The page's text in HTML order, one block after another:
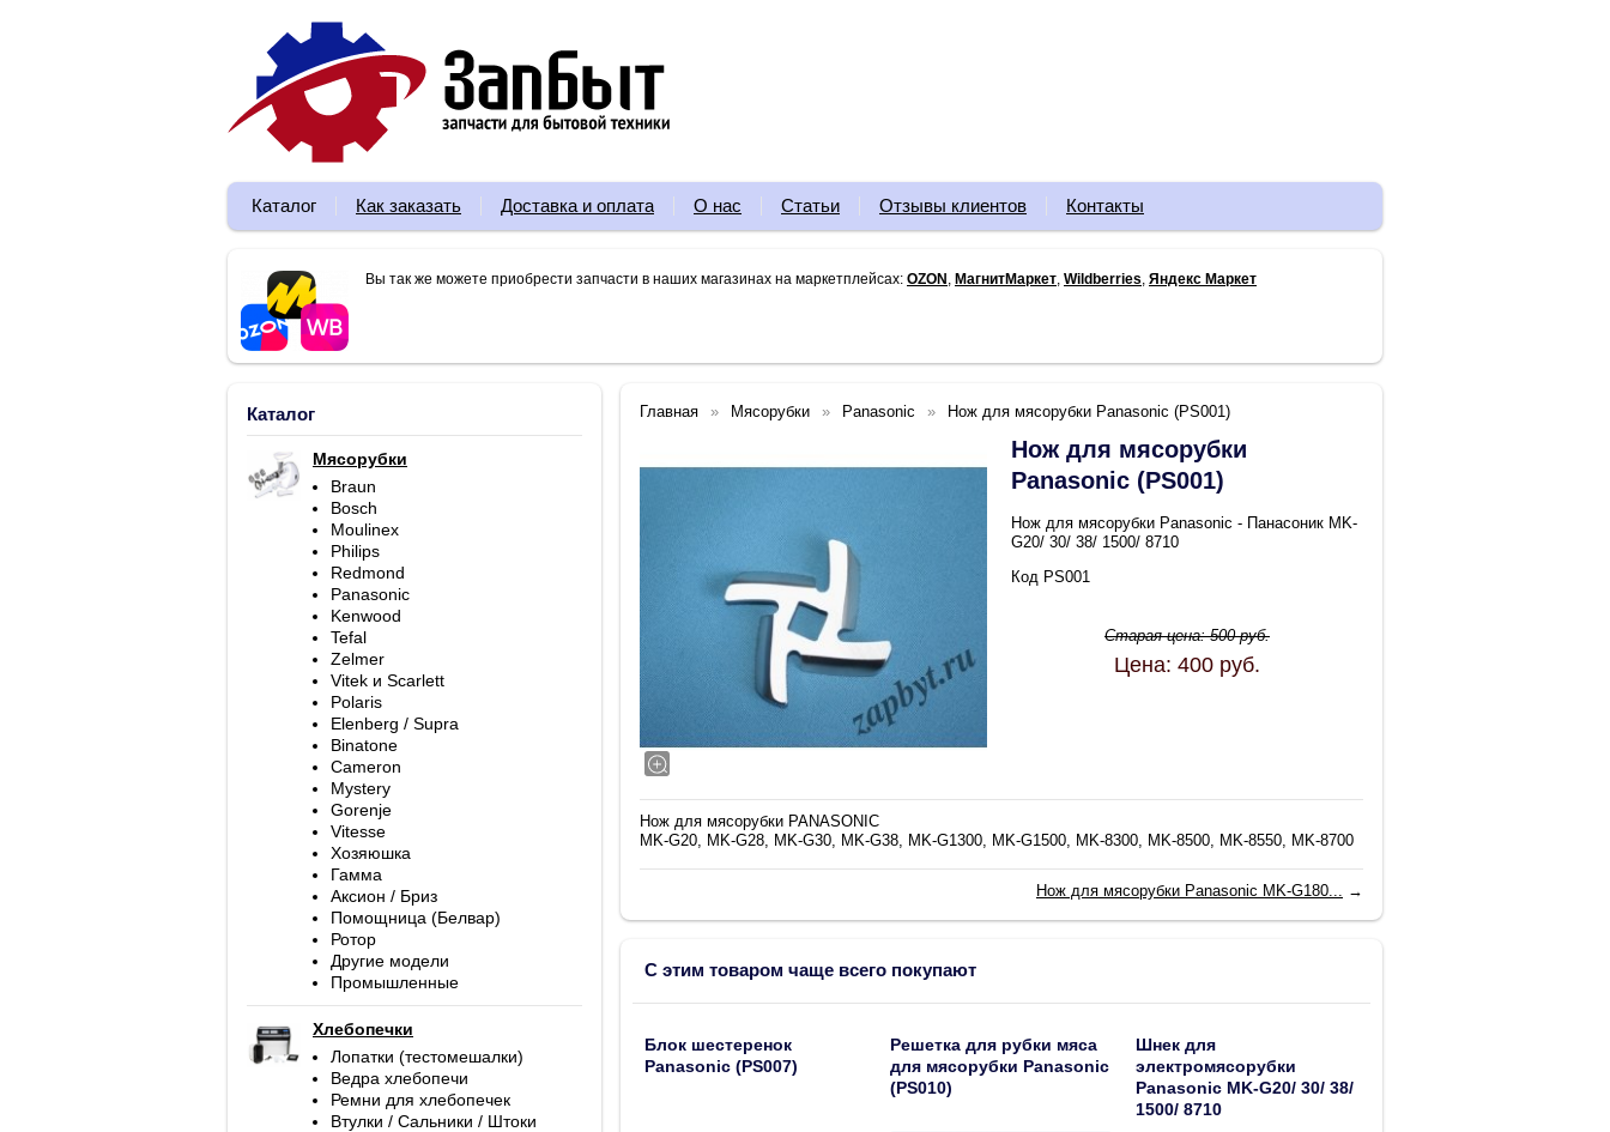
Каталог Как заказать Доставка и оплата О нас Статьи Отзывы клиентов Контакты
Вы так же можете приобрести запчасти в наших магазинах на маркетплейсах: OZON МагнитМаркет Wildberries Яндекс Маркет
Каталог
Мясорубки
Braun
Bosch
Moulinex
Philips
Redmond
Panasonic
Kenwood
Tefal
Zelmer
Vitek и Scarlett
Polaris
Elenberg / Supra
Binatone
Cameron
Mystery
Gorenje
Vitesse
Хозяюшка
Гамма
Аксион / Бриз
Помощница (Белвар)
Ротор
Другие модели
Промышленные
Хлебопечки
Лопатки (тестомешалки)
Ведра хлебопечи
Ремни для хлебопечек
Втулки / Сальники / Штоки
Главная Мясорубки Panasonic Нож для мясорубки Panasonic (PS001)
Нож для мясорубки
Panasonic (PS001)
Нож для мясорубки Panasonic - Панасоник MK-
G20/ 30/ 38/ 1500/ 8710
Код PS001
Старая цена:500руб.
Цена: 400 руб.
Нож для мясорубки PANASONIC
MK-G20, MK-G28, MK-G30, MK-G38, MK-G1300, MK-G1500, MK-8300, MK-8500, MK-8550, MK-8700
Нож для мясорубки Panasonic MK-G180... →
С этим товаром чаще всего покупают
Блок шестеренок
Panasonic (PS007)
Решетка для рубки мяса
для мясорубки Panasonic
(PS010)
Шнек для
электромясорубки
Panasonic MK-G20/ 30/ 38/
1500/ 8710